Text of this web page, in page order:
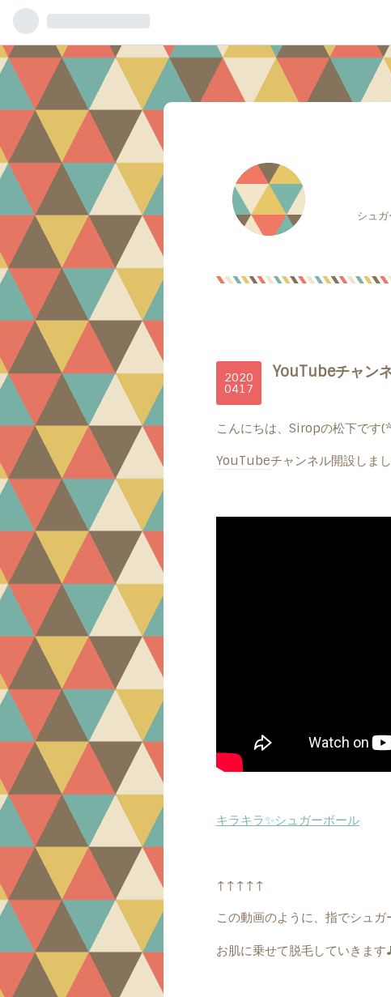
シュ
2020
0417
YouTubeチャン
こんにちは、Siropの松下です
YouTubeチャンネル開設しま
キラキラ✨シュガーボール
↑↑↑↑↑
この動画のように、指でシュ
お肌に乗せて脱毛していきます